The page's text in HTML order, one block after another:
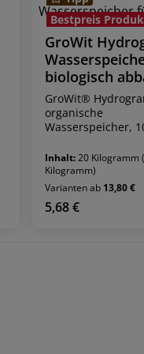
Bestpreis
GroWit
biologisch
GroWit®
organische
Wasserspeicher,
"nachhaltig
natürlich stärken"
Unsere GroWit®
Hydrogranulat
Inhaltsstoffe:
Inhalt:20 Kilogramm
Kilogramm)
Varianten ab 13,80 €
Regulärer Preis:
5,68 €